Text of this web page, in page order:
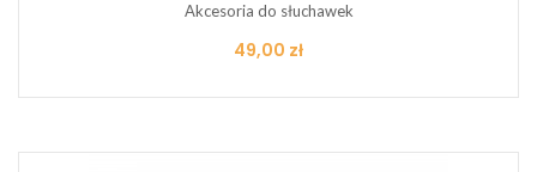
Akcesoria do słuchawek
Cena
49,00 zł